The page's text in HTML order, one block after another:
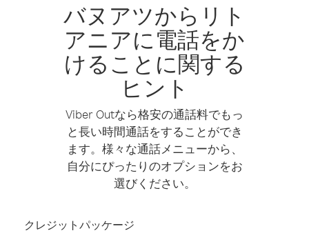
バヌアツからリト
アニアに電話をか
けることに関する
ヒント
Viber Outなら格安の通話料でもっ
と長い時間通話をすることができ
ます。様々な通話メニューから、
自分にぴったりのオプションをお
選びください。
クレジットパッケージ